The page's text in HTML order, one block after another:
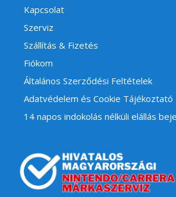
Kapcsolat
Szerviz
Szállítás & Fizetés
Fiókom
Általános Szerződési Feltételek
Adatvédelem és Cookie Tájékoztató
14 napos indokolás nélküli elállás